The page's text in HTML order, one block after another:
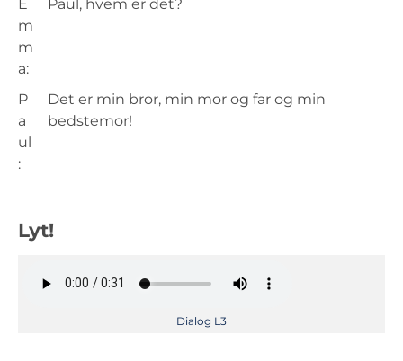
E
m
m
a:
Paul, hvem er det?
P
a
ul
:
Det er min bror, min mor og far og min
bedstemor!
Lyt!
Dialog L3